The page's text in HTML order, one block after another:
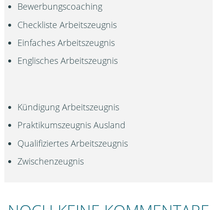
Bewerbungscoaching
Checkliste Arbeitszeugnis
Einfaches Arbeitszeugnis
Englisches Arbeitszeugnis
Kündigung Arbeitszeugnis
Praktikumszeugnis Ausland
Qualifiziertes Arbeitszeugnis
Zwischenzeugnis